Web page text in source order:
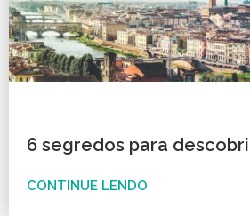
6 segredos para
CONTINUE LENDO